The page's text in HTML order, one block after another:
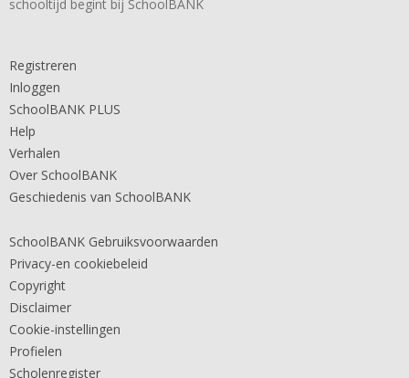
schooltijd begint bij SchoolBANK
Registreren
Inloggen
SchoolBANK PLUS
Help
Verhalen
Over SchoolBANK
Geschiedenis van SchoolBANK
SchoolBANK Gebruiksvoorwaarden
Privacy-en cookiebeleid
Copyright
Disclaimer
Cookie-instellingen
Profielen
Scholenregister